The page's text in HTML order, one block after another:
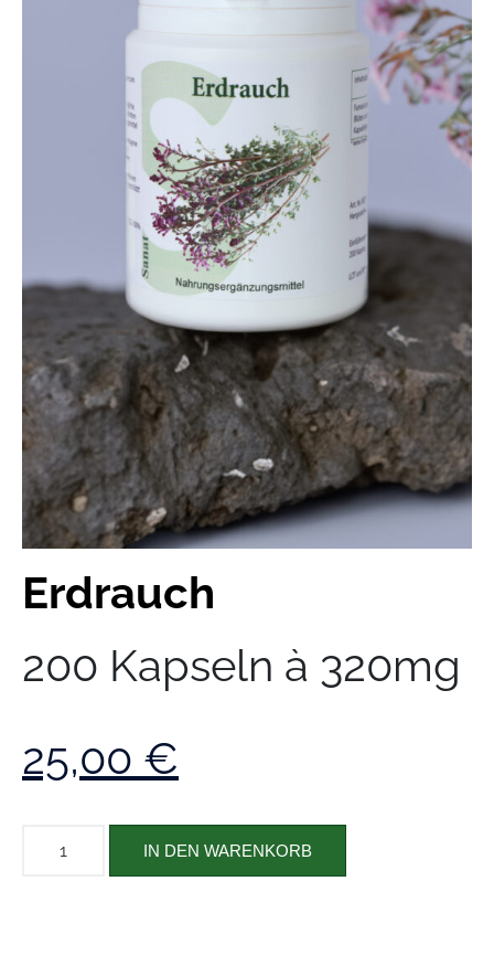
Erdrauch
200 Kapseln à 320mg
25,00 €
IN DEN WARENKORB